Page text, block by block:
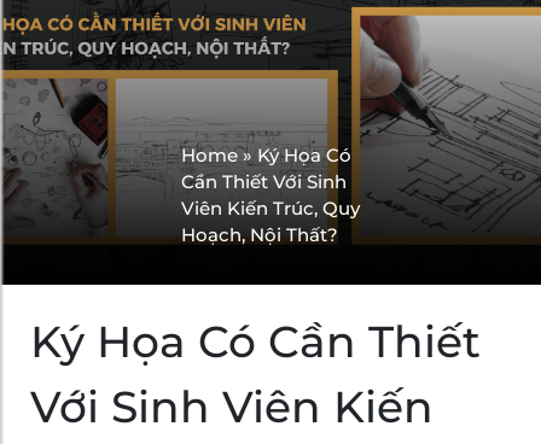
Home»Ký Họa Có
Cần Thiết Với Sinh
Viên Kiến Trúc, Quy
Hoạch, Nội Thất?
Ký Họa Có Cần Thiết
Với Sinh Viên Kiến